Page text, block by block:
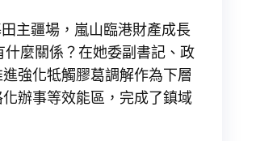
主疆場，嵐山臨港財產成長
什麼關係？在她委副書記、政
強化牴觸膠葛調解作為下層
辦事等效能區，完成了鎮域